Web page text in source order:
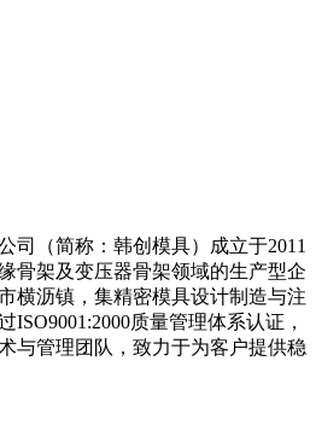
司（简称：韩创模具）成立于2011
骨架及变压器骨架领域的生产型企
横沥镇，集精密模具设计制造与注
ISO9001:2000质量管理体系认证，
与管理团队，致力于为客户提供稳